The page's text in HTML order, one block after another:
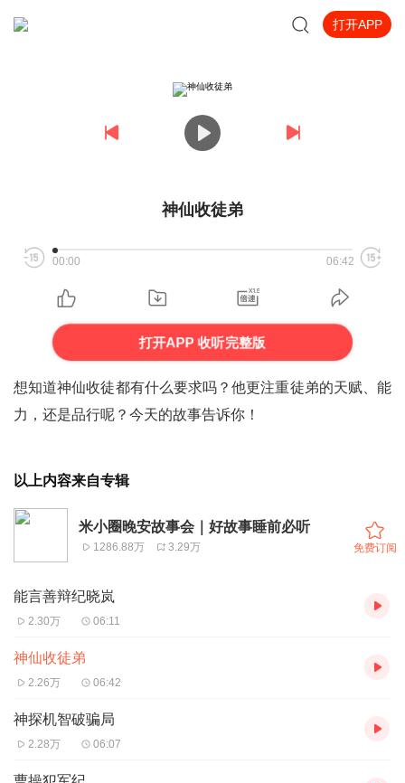
打开APP
神仙收徒弟
00:00 06:42
打开APP 收听完整版
想知道神仙收徒都有什么要求吗？他更注重徒弟的天赋、能
力，还是品行呢？今天的故事告诉你！
以上内容来自专辑
米小圈晚安故事会｜好故事睡前必听
1286.88万 3.29万 免费订阅
能言善辩纪晓岚
2.30万 06:11
神仙收徒弟
2.26万 06:42
神探机智破骗局
2.28万 06:07